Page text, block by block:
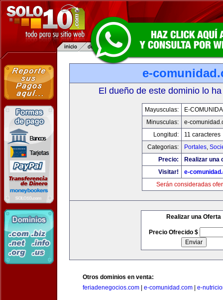
e-
El dueño de este dominio lo
Mayusculas:
E-
Minusculas:
e-
Longitud:
11 caracteres
Categorias:
Portales,
Precio:
Realizar una
Visitar!
e-
Serán consideradas
Realizar una Oferta
Precio Ofrecido $
Otros dominios en venta:
feriadenegocios.com
e-comunidad.com e-